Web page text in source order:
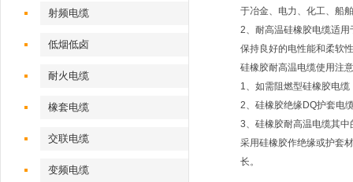
射频电缆
低烟低卤
耐火电缆
橡套电缆
交联电缆
变频电缆
于冶金、电力、化工、船
2、耐高温硅橡胶电缆适
保持良好的电性能和柔软
硅橡胶耐高温电缆使用注
1、如需阻燃型硅橡胶电缆
2、硅橡胶绝缘DQ护套电
3、硅橡胶耐高温电缆其
采用硅橡胶作绝缘或护套
长。